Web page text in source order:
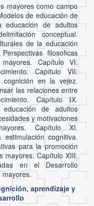
mayores como campo
de educación de
educación de adultos
conceptual.
de la educación
filosoficas
Capítulo VI.
Capítulo VII.
cognición en la vejez.
las relaciones entre
Capítulo IX.
de adultos
y motivaciones
Capítulo XI.
cognitiva.
para la promoción
mayores. Capítulo XIII.
en el Desarrollo
mayores.
aprendizaje y